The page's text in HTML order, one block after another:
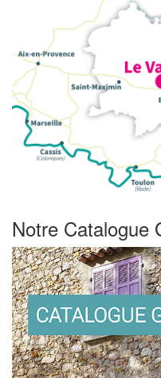
Notre Catalogue